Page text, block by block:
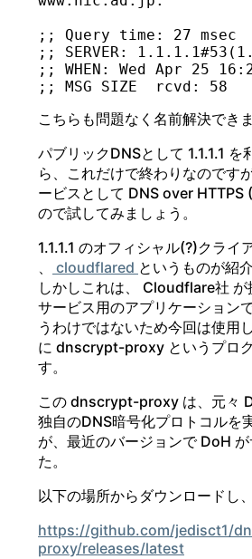
;; Query time: 27 msec
;; SERVER:
;; WHEN: Wed Apr 25
こちらも問題なく名前解決できま
パブリックDNSとして 1.1.1.1 を
ら、これだけで終わりなのです
ービスとして DNS over HTTPS
ので試してみましょう。
1.1.1.1 のオフィシャル(?)クライ
、
cloudflared というものが紹
しかしこれは、 Cloudflare社
サービス用のアプリケーション
うわけではないため今回は使用
に dnscrypt-proxy というプロ
す。
この dnscrypt-proxy は、元々
独自のDNS暗号化プロトコルを
が、最近のバージョンで DoH
た。
以下の場所からダウンロードし
https://github.com/jedisct1/
proxy/releases/latest